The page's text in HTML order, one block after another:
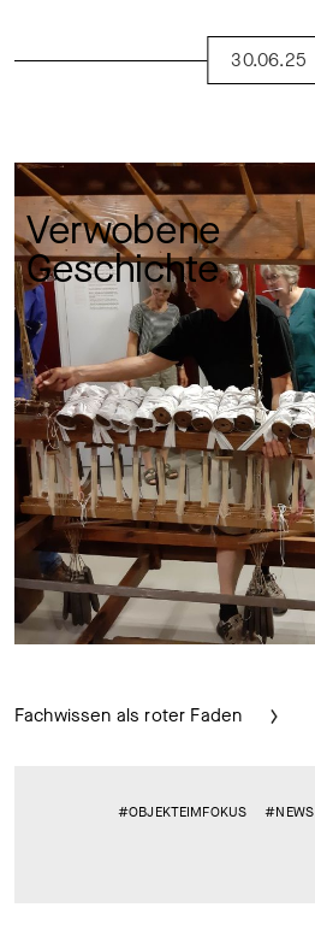
30.06.25
Verwobene
Geschichte
Fachwissen als roter Faden
#OBJEKTEIMFOKUS #NEWS